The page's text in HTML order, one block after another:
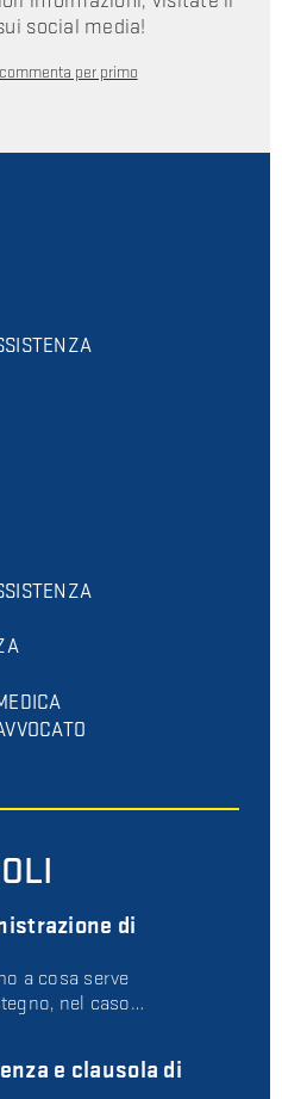
social media!
commenta per primo
di
a cosa serve
nel caso…
e clausola di